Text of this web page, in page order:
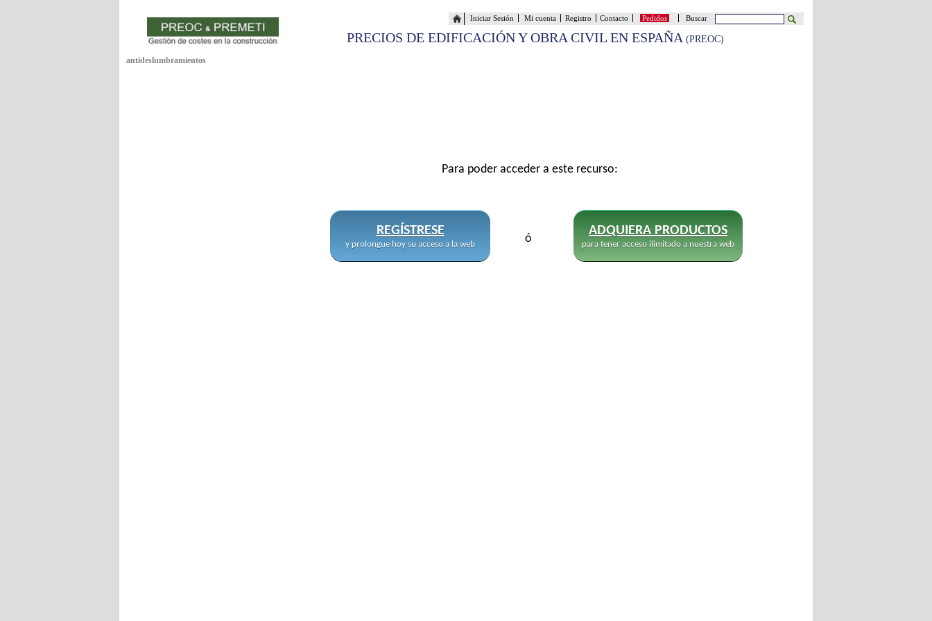
Buscar
Pedidos
Contacto
Registro
Mi cuenta
Iniciar Sesión
PRECIOS DE EDIFICACIÓN Y OBRA CIVIL EN ESPAÑA (PREOC)
antideslumbramientos
REGÍSTRESE
y prolongue hoy su acceso a la web
Para poder acceder a este recurso:
ó
ADQUIERA PRODUCTOS
para tener acceso ilimitado a nuestra web